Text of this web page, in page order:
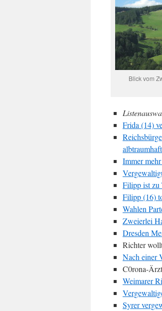
Blick vom
Frida (14)
Immer
Filipp ist zu
Filipp (16)
Wahlen
Zweierlei
Dresden
Richter
Nach einer
C0rona-
Weimarer
Syrer